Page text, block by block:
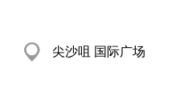
尖沙咀 国际广场